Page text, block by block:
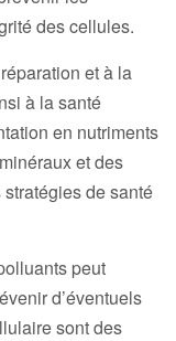
des cellules.
et à la
à la santé
en nutriments
et des
de santé
peut
d’éventuels
sont des